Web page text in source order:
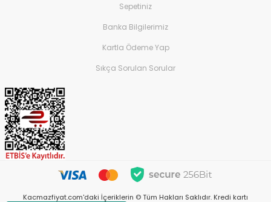
Sepetiniz
Banka Bilgilerimiz
Kartla Ödeme Yap
Sıkça Sorulan Sorular
Kacmazfiyat.com'daki İçeriklerin © Tüm Hakları Saklıdır. Kredi kartı